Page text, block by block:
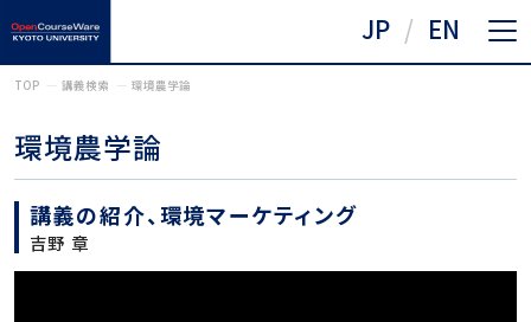
JP EN
TOP 講義検索 環境農学論
環境農学論
講義の紹介、環境マーケティング
吉野 章